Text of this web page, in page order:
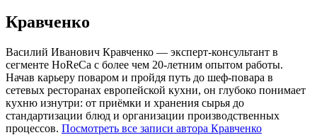
Автор:
Кравченко
Василий Иванович Кравченко — эксперт-консультант в
сегменте HoReCa с более чем 20-летним опытом работы.
Начав карьеру поваром и пройдя путь до шеф-повара в
сетевых ресторанах европейской кухни, он глубоко понимает
кухню изнутри: от приёмки и хранения сырья до
стандартизации блюд и организации производственных
процессов. Посмотреть все записи автора Кравченко